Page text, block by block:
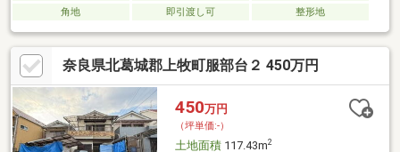
角地
即引渡し可 整形地
奈良県北葛城郡上牧町服部台２ 450万円
450万円
（坪単価:-）
土地面積117.43m2